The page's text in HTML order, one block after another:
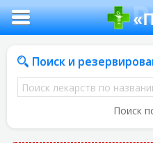
Поиск и
Поиск
лекарств
названию
Поиск